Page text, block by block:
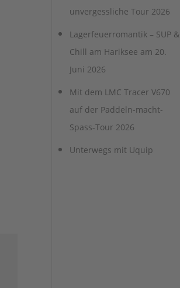
unvergessliche Tour 2026
Lagerfeuerromantik – SUP &
Chill am Hariksee am 20.
Juni 2026
Mit dem LMC Tracer V670
auf der Paddeln-macht-
Spass-Tour 2026
Unterwegs mit Uquip